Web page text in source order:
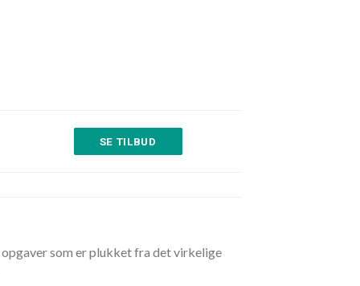
SE TILBUD
som er plukket fra det virkelige